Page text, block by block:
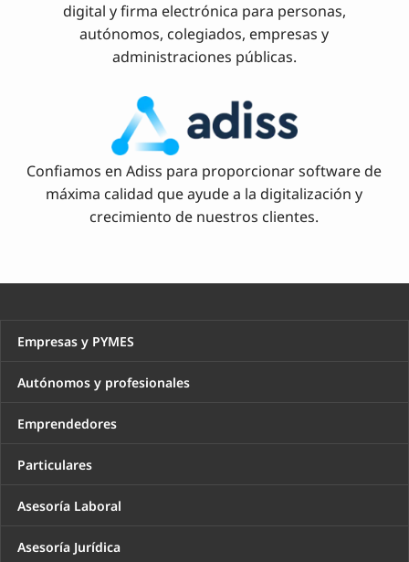
digital y firma electrónica para personas,
autónomos, colegiados, empresas y
administraciones públicas.
Confiamos en Adiss para proporcionar software de
máxima calidad que ayude a la digitalización y
crecimiento de nuestros clientes.
Empresas y PYMES
Autónomos y profesionales
Emprendedores
Particulares
Asesoría Laboral
Asesoría Jurídica